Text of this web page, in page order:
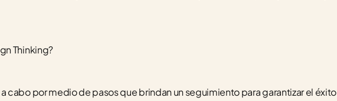
Thinking?
cabo por medio de pasos que brindan un seguimiento para garantizar el éxito